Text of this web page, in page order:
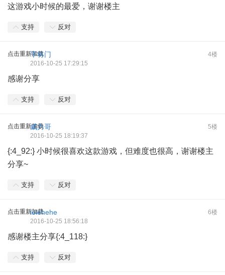
这游戏小时候的最爱，谢谢楼主
支持 反对
点击重新加载 4楼
平将门
2016-10-25 17:29:15
感谢分享
支持 反对
点击重新加载 5楼
威力哥
2016-10-25 18:19:37
{:4_92:} 小时候很喜欢这款游戏，但难度也很高，谢谢楼主
分享~
支持 反对
点击重新加载 6楼
lelehehe
2016-10-25 18:56:18
感谢楼主分享{:4_118:}
支持 反对